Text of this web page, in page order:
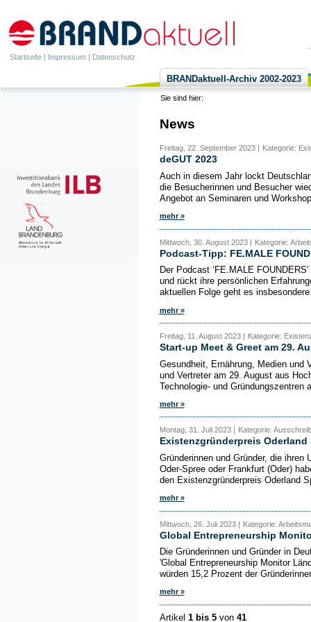
Startseite | Impressum | Datenschutz
BRANDaktuell-Archiv 2002-2023
Sie sind hier:
News
Freitag, 22. September 2023 | Kategorie:
deGUT 2023
Auch in diesem Jahr lockt
die Besucherinnen und Besucher
Angebot an Seminaren und
mehr »
Mittwoch, 30. August 2023 | Kategorie:
Podcast-Tipp: FE.MALE
Der Podcast ‘FE.MALE
und rückt ihre persönlichen
aktuellen Folge geht es
mehr »
Freitag, 11. August 2023 | Kategorie:
Start-up Meet & Greet am 29.
Gesundheit, Ernährung, Medien und
und Vertreter am 29. August aus
Technologie- und Gründungszentren
mehr »
Montag, 31. Juli 2023 | Kategorie:
Existenzgründerpreis Oderland
Gründerinnen und Gründer, die
Oder-Spree oder Frankfurt (Oder)
den Existenzgründerpreis Oderland
mehr »
Mittwoch, 26. Juli 2023 | Kategorie:
Global Entrepreneurship
Die Gründerinnen und Gründer in
'Global Entrepreneurship Monitor
würden 15,2 Prozent der
mehr »
Artikel 1 bis 5von 41